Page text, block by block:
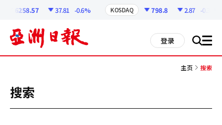
6258.57 37.81 -0.6% KOSDAQ 798.8 2.87 -0.36%
登录 搜 all
主页 搜索
搜索